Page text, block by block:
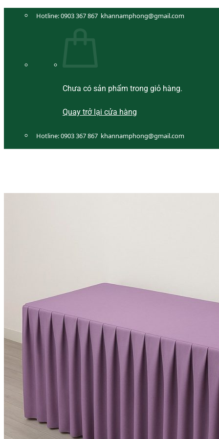
Hotline:0903 367 867 khannamphong@gmail.com
Chưa có sản phẩm trong giỏ hàng.
Quay trở lại cửa hàng
Hotline:0903 367 867 khannamphong@gmail.com
Khăn Trải Giường Spa
Khăn Body
Khăn Quấn Tóc Spa
Khăn Xông Hơi
Khăn Salon Tóc, Gội Đầu
Thảm Chân Khách Sạn
KHĂN QUÀ TẶNG